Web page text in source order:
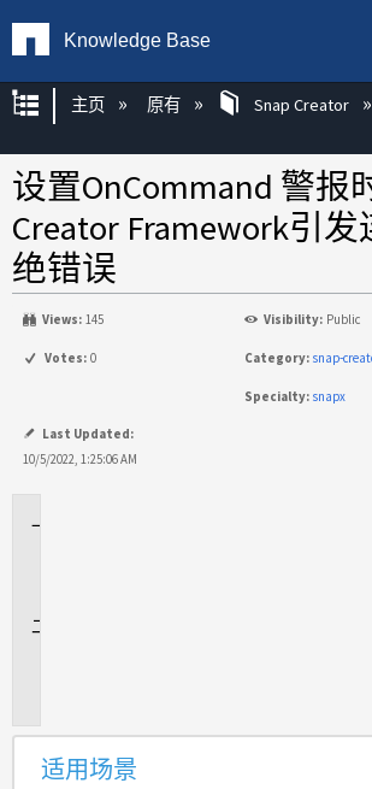
Knowledge Base
扩展/隐缩全局层次
主页 原有 Snap Creator
设置OnCommand 警报
Creator Framework引
绝错误
Views: 145 Visibility: Public
Votes: 0 Category: snap-
Specialty: snapx
Last Updated:
10/5/2022, 1:25:06 AM
适用场景